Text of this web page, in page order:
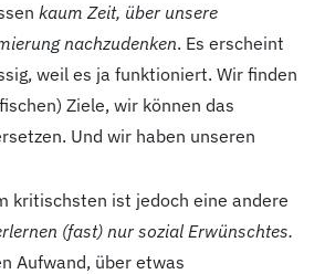
kaum Zeit, über unsere
nachzudenken. Es erscheint
weil es ja funktioniert. Wir finden
Ziele, wir können das
Und wir haben unseren
kritischsten ist jedoch eine andere
(fast) nur sozial Erwünschtes.
Aufwand, über etwas